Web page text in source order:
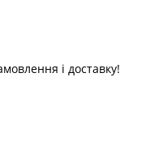
і доставку!